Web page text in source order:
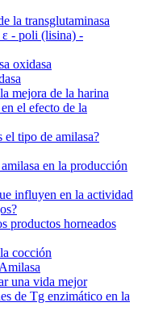
la transglutaminasa
ε - poli (lisina) -
oxidasa
mejora de la harina
el efecto de la
el tipo de amilasa?
en la producción
influyen en la actividad
productos horneados
cocción
una vida mejor
de Tg enzimático en la